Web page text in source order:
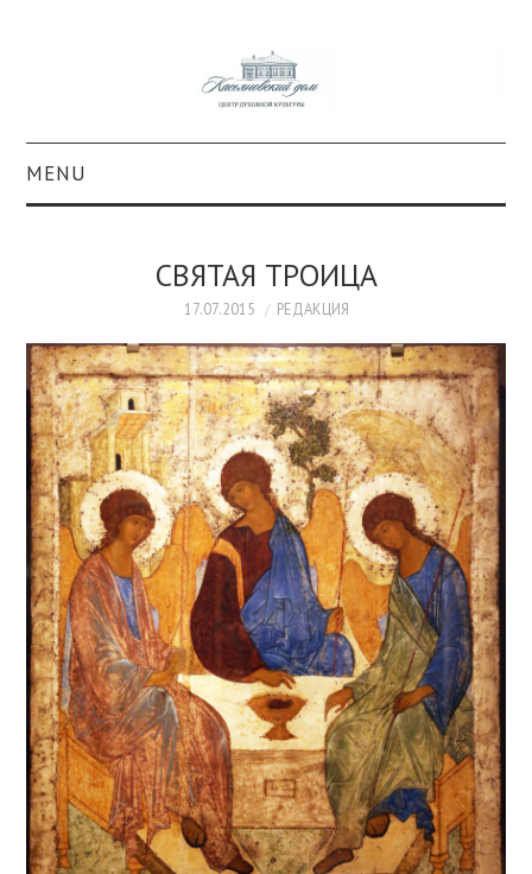
MENU
КОЛЛЕКЦИИ
#КАСДОМ
КУЛЬТУРА
ОБРАЗОВАНИЕ
ПРОСВЕЩЕНИЕ
СВЯТАЯ ТРОИЦА
17.07.2015 РЕДАКЦИЯ